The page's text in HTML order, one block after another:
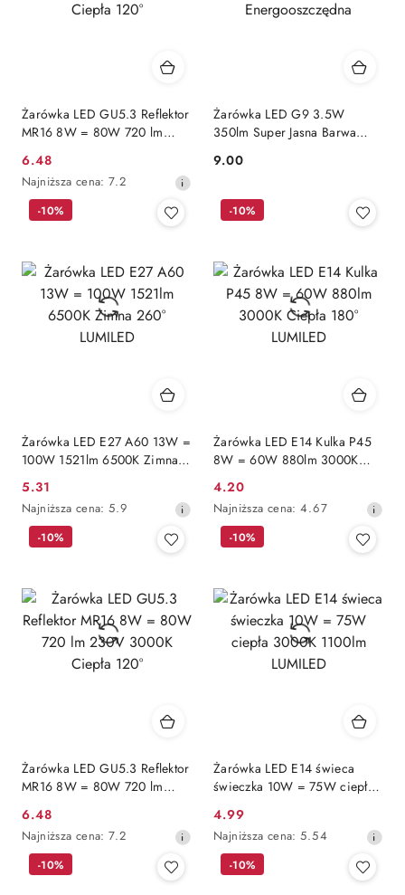
Żarówka LED GU5.3 Reflektor
MR16 8W = 80W 720 lm
Cena
promocyjna:
6.48
Najniższa
cena
przed
obniżką
Najniższa cena: 7.2
Żarówka LED G9 3.5W
350lm Super Jasna Barwa
Energooszczędna
Cena:
9.00
Żarówka LED E27 A60 13W =
100W 1521lm 6500K Zimna
Cena
promocyjna:
5.31
Najniższa
cena
przed
obniżką
Najniższa cena: 5.9
-10%
Żarówka LED E14 Kulka P45
8W = 60W 880lm 3000K
Cena
promocyjna:
4.20
Najniższa
cena
przed
obniżką
Najniższa cena: 4.67
-10%
Żarówka LED GU5.3 Reflektor
MR16 8W = 80W 720 lm
Cena
promocyjna:
6.48
Najniższa
cena
Najniższa cena: 7.2
-10%
Żarówka LED E14 świeca
świeczka 10W = 75W ciepła
Cena
promocyjna:
4.99
Najniższa
cena
Najniższa cena: 5.54
-10%
-10% -10%